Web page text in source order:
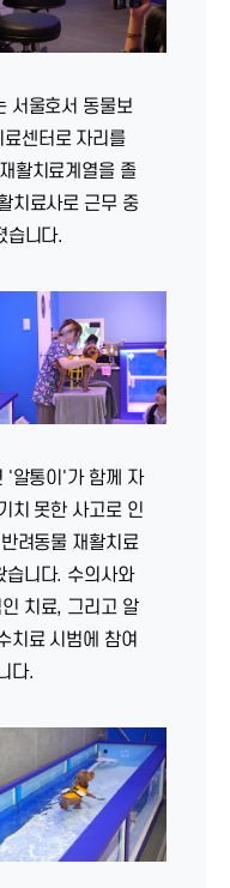
서울호서 동물보
센터로 자리를
활치료계열을 졸
치료사로 근무 중
습니다.
'알통이'가 함께 자
치 못한 사고로 인
려동물 재활치료
습니다. 수의사와
치료, 그리고 알
치료 시범에 참여
다.